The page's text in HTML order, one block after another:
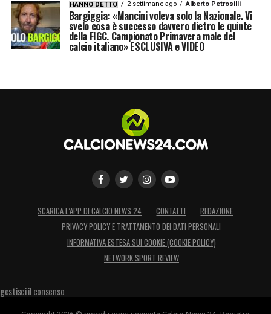
HANNO DETTO 2 settimane ago Alberto Petrosilli
Bargiggia: «Mancini voleva solo la Nazionale. Vi
svelo cosa è successo davvero dietro le quinte
della FIGC. Campionato Primavera male del
calcio italiano» ESCLUSIVA e VIDEO
SCARICA L’APP DI CALCIO NEWS 24 CONTATTI
REDAZIONE
PRIVACY POLICY E TRATTAMENTO DEI DATI PERSONALI
INFORMATIVA ESTESA SUI COOKIE (COOKIE POLICY)
NETWORK SPORT REVIEW
gestisci il consenso